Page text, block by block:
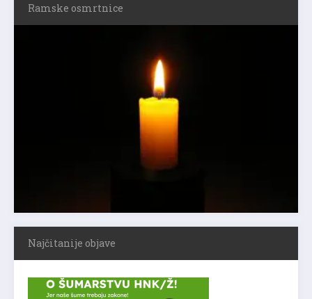
Ramske osmrtnice
Najčitanije objave